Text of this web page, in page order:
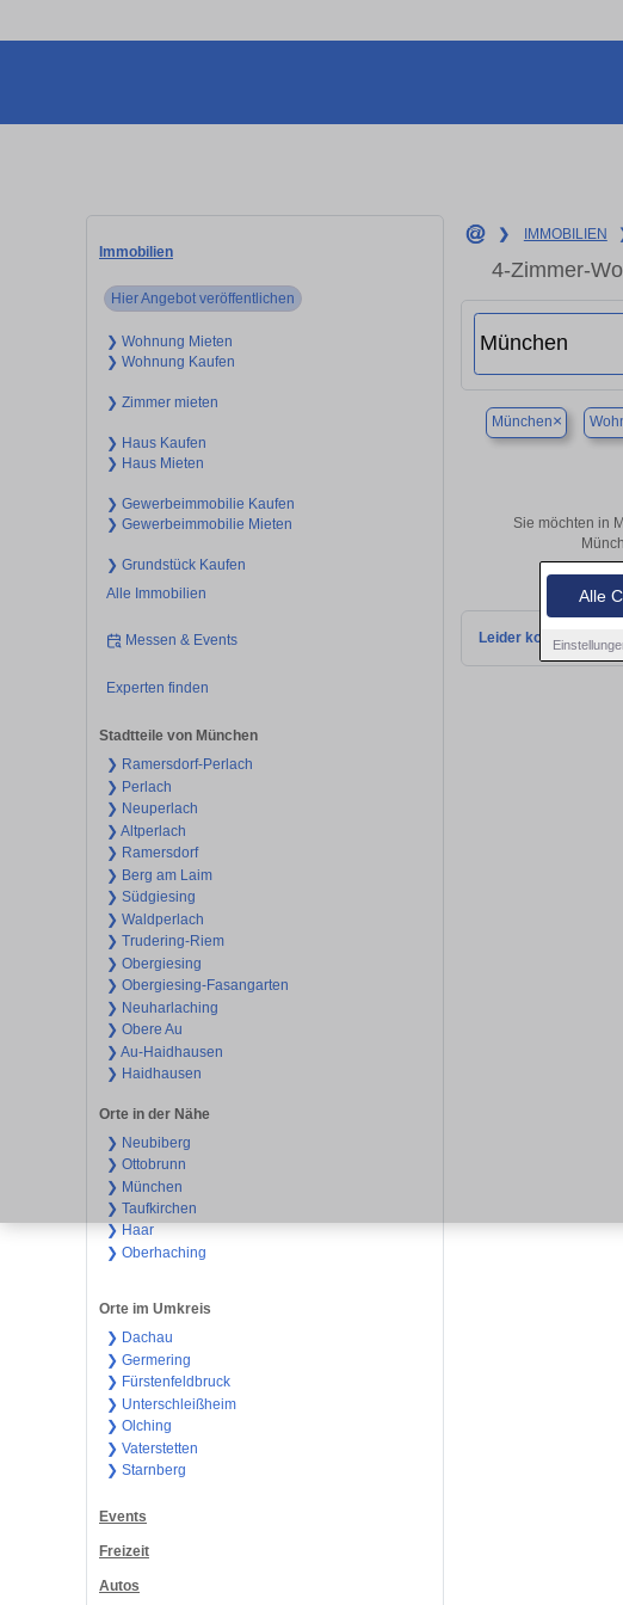
Alle
Immobilien
Hier Angebot veröffentlichen
❯ Wohnung Mieten
❯ Wohnung Kaufen
❯ Zimmer mieten
❯ Haus Kaufen
❯ Haus Mieten
❯ Gewerbeimmobilie Kaufen
❯ Gewerbeimmobilie Mieten
❯ Grundstück Kaufen
Alle Immobilien
Messen & Events
Experten finden
Stadtteile von München
❯ Ramersdorf-Perlach
❯ Perlach
❯ Neuperlach
❯ Altperlach
❯ Ramersdorf
❯ Berg am Laim
❯ Südgiesing
❯ Waldperlach
❯ Trudering-Riem
❯ Obergiesing
❯ Obergiesing-Fasangarten
❯ Neuharlaching
❯ Obere Au
❯ Au-Haidhausen
❯ Haidhausen
Orte in der Nähe
❯ Neubiberg
❯ Ottobrunn
❯ München
❯ Taufkirchen
❯ Haar
❯ Oberhaching
Orte im Umkreis
❯ Dachau
❯ Germering
❯ Fürstenfeldbruck
❯ Unterschleißheim
❯ Olching
❯ Vaterstetten
❯ Starnberg
Events
Freizeit
Autos
❯ IMMOBILIEN
4-Zimmer-
München×
Sie möchten in
Leider konnten wir